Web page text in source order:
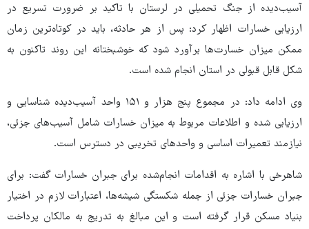
آسیب‌دیده از جنگ تحمیلی در لرستان با تاکید بر ضرورت تسریع در
ارزیابی خسارات اظهار کرد: پس از هر حادثه، باید در کوتاه‌ترین زمان
ممکن میزان خسارت‌ها برآورد شود که خوشبختانه این روند تاکنون به
شکل قابل قبولی در استان انجام شده است.
وی ادامه داد: در مجموع پنج هزار و ۱۵۱ واحد آسیب‌دیده شناسایی و
ارزیابی شده و اطلاعات مربوط به میزان خسارات شامل آسیب‌های جزئی،
نیازمند تعمیرات اساسی و واحدهای تخریبی در دسترس است.
شاهرخی با اشاره به اقدامات انجام‌شده برای جبران خسارات گفت: برای
جبران خسارات جزئی از جمله شکستگی شیشه‌ها، اعتبارات لازم در اختیار
بنیاد مسکن قرار گرفته است و این مبالغ به تدریج به مالکان پرداخت